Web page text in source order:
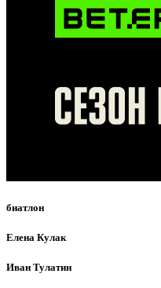
биатлон
Елена Кулак
Иван Тулатин